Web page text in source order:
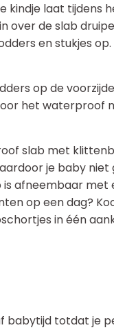
kindje laat tijdens
over de slab
en stukjes
op de
het waterproof
slab met
je baby niet
afneembaar met
op een dag?
in één
babytijd totdat je